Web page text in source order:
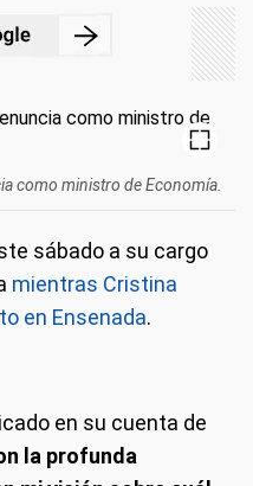
como ministro de Economía.
sábado a su cargo
mientras Cristina
en Ensenada.
en su cuenta de
la profunda